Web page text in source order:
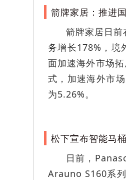
箭牌家居：推进
箭牌家居日
务增长178%，境
面加速海外市场
式，加速海外市
为5.26%。
松下宣布智能马
日前，
Arauno S160系